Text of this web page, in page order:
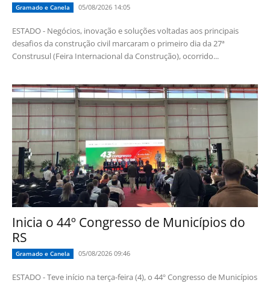
Gramado e Canela 05/08/2026 14:05
ESTADO - Negócios, inovação e soluções voltadas aos principais
desafios da construção civil marcaram o primeiro dia da 27ª
Construsul (Feira Internacional da Construção), ocorrido...
Inicia o 44º Congresso de Municípios do
RS
Gramado e Canela 05/08/2026 09:46
ESTADO - Teve início na terça-feira (4), o 44º Congresso de Municípios